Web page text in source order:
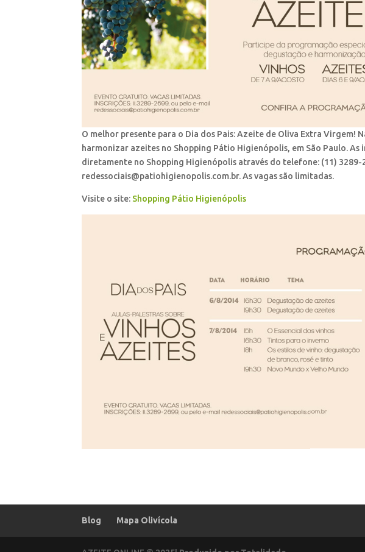
O melhor presente para o Dia dos Pais: Azeite de Oliva Extra Virgem!
harmonizar azeites no Shopping Pátio Higienópolis, em São Paulo.
diretamente no Shopping Higienópolis através do telefone: (11) 3289-
redessociais@patiohigienopolis.com.br. As vagas são limitadas.
Visite o site: Shopping Pátio Higienópolis
Blog Mapa Olivícola